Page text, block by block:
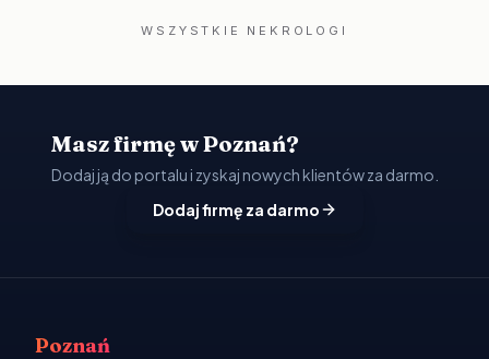
WSZYSTKIE NEKROLOGI
Masz firmę w Poznań?
Dodaj ją do portalu i zyskaj nowych klientów za darmo.
Dodaj firmę za darmo
Poznań